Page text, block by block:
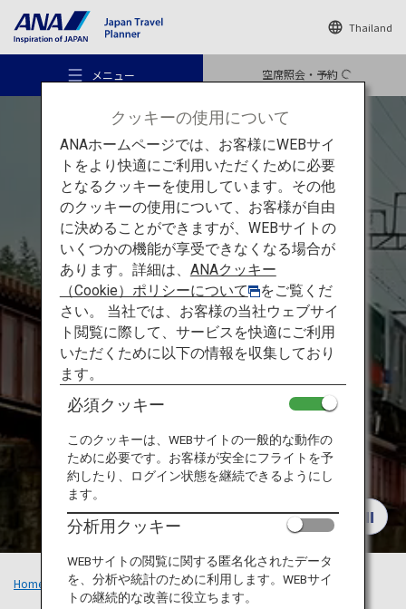
Thailand
メニュー 空席照会・予約
おすすめの旅
旅のアイデア
行き先
旅のお役立ち情報
ANA サービス
電車でめぐる関西：高野山
高野山の宿坊での宿泊を通
じ日本の仏教に触れる旅
Home おすすめの旅 電車でめぐる関西：高野山
クッキーの使用について
ANAホームページでは、お客様にWEBサイ
トをより快適にご利用いただくために必要
となるクッキーを使用しています。その他
のクッキーの使用について、お客様が自由
に決めることができますが、WEBサイトの
いくつかの機能が享受できなくなる場合が
あります。詳細は、 ANAクッキー
（Cookie）ポリシーについて
をご覧くだ
さい。 当社では、お客様の当社ウェブサイ
ト閲覧に際して、サービスを快適にご利用
いただくために以下の情報を収集しており
ます。
必須クッキー
このクッキーは、WEBサイトの一般的な動作の
ために必要です。お客様が安全にフライトを予
約したり、ログイン状態を継続できるようにし
ます。
分析用クッキー
WEBサイトの閲覧に関する匿名化されたデータ
を、分析や統計のために利用します。WEBサイ
トの継続的な改善に役立ちます。